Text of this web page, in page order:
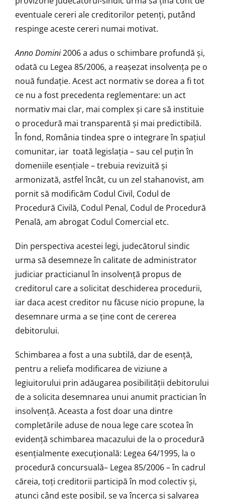
eventuale cereri ale creditorilor petenţi, putând
respinge aceste cereri numai motivat.
Anno Domini2006 a adus o schimbare profundă și,
odată cu Legea 85/2006, a reașezat insolvența pe o
nouă fundație. Acest act normativ se dorea a fi tot
ce nu a fost precedenta reglementare: un act
normativ mai clar, mai complex și care să instituie
o procedură mai transparentă și mai predictibilă.
În fond, România tindea spre o integrare în spațiul
comunitar, iar toată legislația – sau cel puțin în
domeniile esențiale – trebuia revizuită și
armonizată, astfel încât, cu un zel stahanovist, am
pornit să modificăm Codul Civil, Codul de
Procedură Civilă, Codul Penal, Codul de Procedură
Penală, am abrogat Codul Comercial etc.
Din perspectiva acestei legi, judecătorul sindic
urma să desemneze în calitate de administrator
judiciar practicianul în insolvență propus de
creditorul care a solicitat deschiderea procedurii,
iar daca acest creditor nu făcuse nicio propune, la
desemnare urma a se ține cont de cererea
debitorului.
Schimbarea a fost a una subtilă, dar de esență,
pentru a reliefa modificarea de viziune a
legiuitorului prin adăugarea posibilității debitorului
de a solicita desemnarea unui anumit practician în
insolvență. Aceasta a fost doar una dintre
completările aduse de noua lege care scotea în
evidență schimbarea macazului de la o procedură
esențialmente execuțională: Legea 64/1995, la o
procedură concursuală– Legea 85/2006 – în cadrul
căreia, toți creditorii participă în mod colectiv și,
atunci când este posibil, se va încerca și salvarea